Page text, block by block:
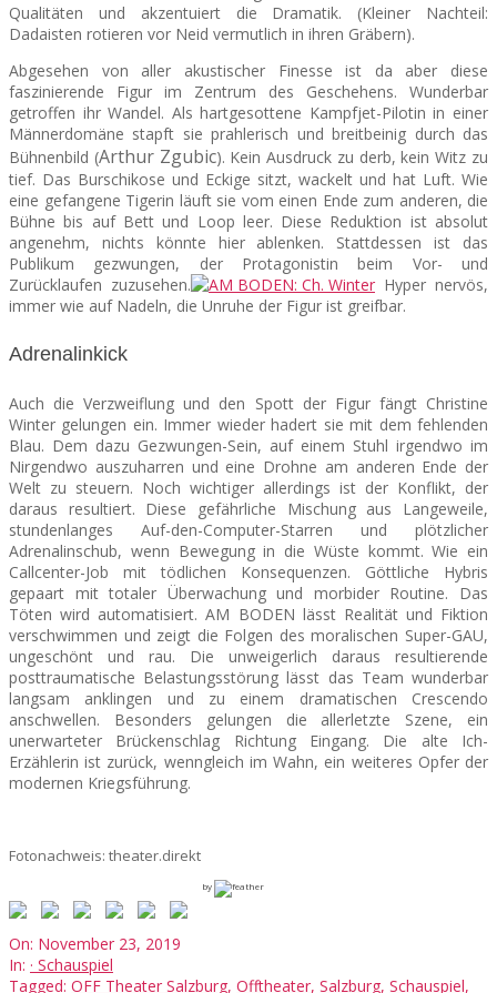
Qualitäten und akzentuiert die Dramatik. (Kleiner Nachteil:
Dadaisten rotieren vor Neid vermutlich in ihren Gräbern).
Abgesehen von aller akustischer Finesse ist da aber diese
faszinierende Figur im Zentrum des Geschehens. Wunderbar
getroffen ihr Wandel. Als hartgesottene Kampfjet-Pilotin in einer
Männerdomäne stapft sie prahlerisch und breitbeinig durch das
Bühnenbild (Arthur Zgubic). Kein Ausdruck zu derb, kein Witz zu
tief. Das Burschikose und Eckige sitzt, wackelt und hat Luft. Wie
eine gefangene Tigerin läuft sie vom einen Ende zum anderen, die
Bühne bis auf Bett und Loop leer. Diese Reduktion ist absolut
angenehm, nichts könnte hier ablenken. Stattdessen ist das
Publikum gezwungen, der Protagonistin beim Vor- und
Zurücklaufen zuzusehen.
Hyper nervös,
immer wie auf Nadeln, die Unruhe der Figur ist greifbar.
Adrenalinkick
Auch die Verzweiflung und den Spott der Figur fängt Christine
Winter gelungen ein. Immer wieder hadert sie mit dem fehlenden
Blau. Dem dazu Gezwungen-Sein, auf einem Stuhl irgendwo im
Nirgendwo auszuharren und eine Drohne am anderen Ende der
Welt zu steuern. Noch wichtiger allerdings ist der Konflikt, der
daraus resultiert. Diese gefährliche Mischung aus Langeweile,
stundenlanges Auf-den-Computer-Starren und plötzlicher
Adrenalinschub, wenn Bewegung in die Wüste kommt. Wie ein
Callcenter-Job mit tödlichen Konsequenzen. Göttliche Hybris
gepaart mit totaler Überwachung und morbider Routine. Das
Töten wird automatisiert. AM BODEN lässt Realität und Fiktion
verschwimmen und zeigt die Folgen des moralischen Super-GAU,
ungeschönt und rau. Die unweigerlich daraus resultierende
posttraumatische Belastungsstörung lässt das Team wunderbar
langsam anklingen und zu einem dramatischen Crescendo
anschwellen. Besonders gelungen die allerletzte Szene, ein
unerwarteter Brückenschlag Richtung Eingang. Die alte Ich-
Erzählerin ist zurück, wenngleich im Wahn, ein weiteres Opfer der
modernen Kriegsführung.
Fotonachweis: theater.direkt
by
2019-
11-
23
On: November 23, 2019
In: · Schauspiel
Tagged: OFF Theater Salzburg, Offtheater, Salzburg, Schauspiel,